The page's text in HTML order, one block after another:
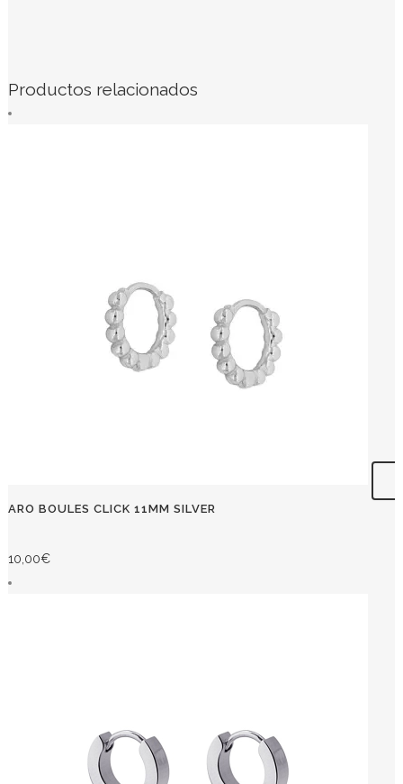
Productos relacionados
ARO BOULES CLICK 11MM SILVER
10,00€